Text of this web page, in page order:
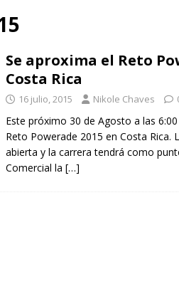
Se aproxima el Reto
Costa Rica
16 julio, 2015 Nikole Chaves
Este próximo 30 de Agosto a las
Reto Powerade 2015 en Costa Rica.
abierta y la carrera tendrá como
Comercial la […]